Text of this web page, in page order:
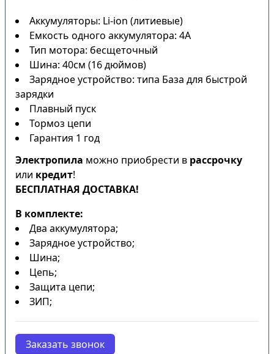
Аккумуляторы: Li-ion (литиевые)
Емкость одного аккумулятора: 4А
Тип мотора: бесщеточный
Шина: 40см (16 дюймов)
Зарядное устройство: типа База для быстрой
зарядки
Плавный пуск
Тормоз цепи
Гарантия 1 год
Электропила можно приобрести в рассрочку
или кредит!
БЕСПЛАТНАЯ ДОСТАВКА!
В комплекте:
Два аккумулятора;
Зарядное устройство;
Шина;
Цепь;
Защита цепи;
ЗИП;
Заказать звонок